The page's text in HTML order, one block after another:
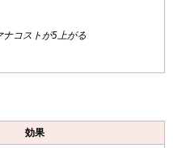
コストが5上がる
効果